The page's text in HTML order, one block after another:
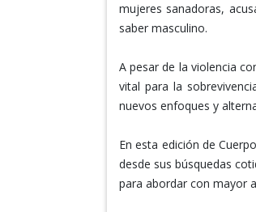
mujeres sanadoras,
saber masculino.
A pesar de la violencia
vital para la
nuevos enfoques y
En esta edición de
desde sus búsquedas
para abordar con mayor